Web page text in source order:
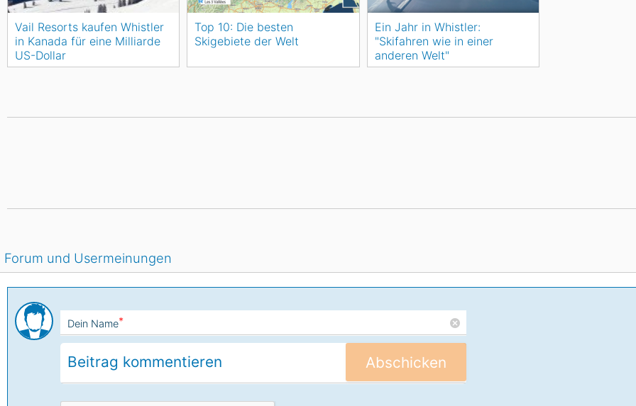
Vail Resorts kaufen Whistler
in Kanada für eine Milliarde
US-Dollar
Top 10: Die besten
Skigebiete der Welt
Ein Jahr in Whistler:
"Skifahren wie in einer
anderen Welt"
Forum und Usermeinungen
Dein Name*
Abschicken